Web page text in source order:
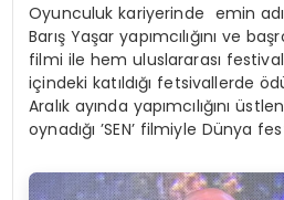
Oyunculuk kariyerinde emin
Barış Yaşar yapımcılığını ve
filmi ile hem uluslararası
içindeki katıldığı fetsivallerde
Aralık ayında yapımcılığını
oynadığı ’SEN’ filmiyle Dünya